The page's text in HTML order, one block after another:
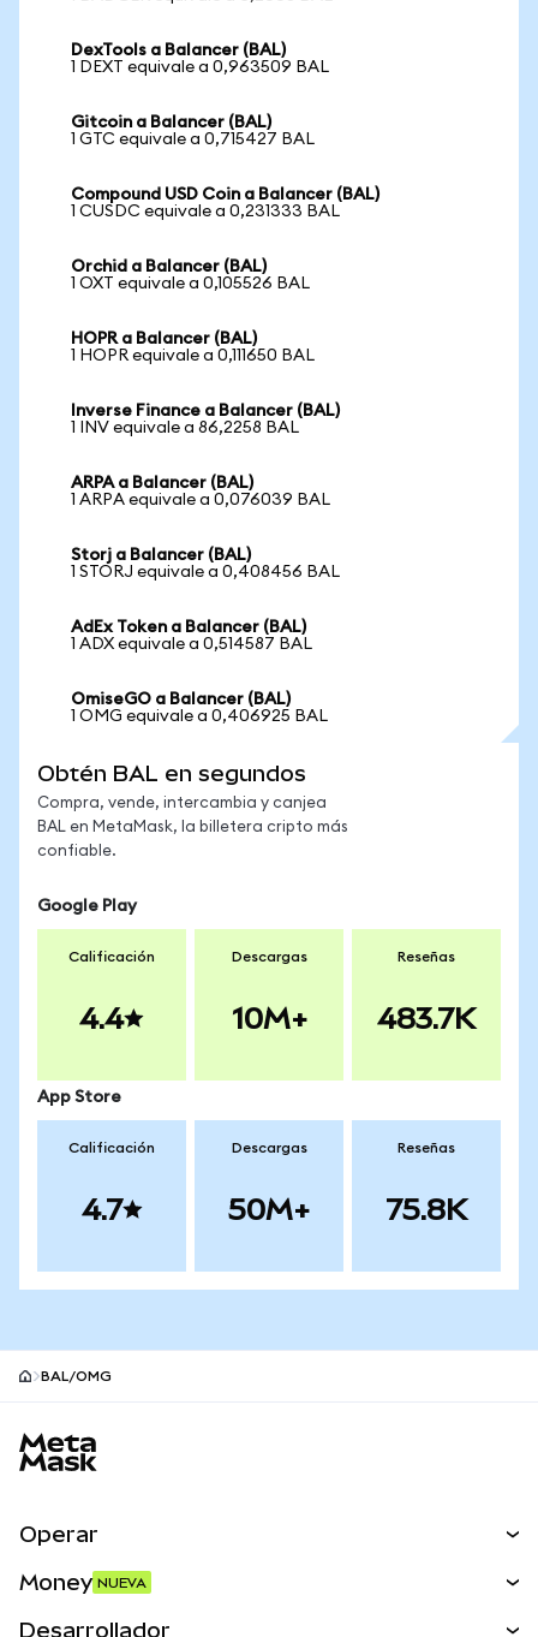
DexTools a Balancer (BAL)
1 DEXT equivale a 0,963509 BAL
Gitcoin a Balancer (BAL)
1 GTC equivale a 0,715427 BAL
Compound USD Coin a Balancer (BAL)
1 CUSDC equivale a 0,231333 BAL
Orchid a Balancer (BAL)
1 OXT equivale a 0,105526 BAL
HOPR a Balancer (BAL)
1 HOPR equivale a 0,111650 BAL
Inverse Finance a Balancer (BAL)
1 INV equivale a 86,2258 BAL
ARPA a Balancer (BAL)
1 ARPA equivale a 0,076039 BAL
Storj a Balancer (BAL)
1 STORJ equivale a 0,408456 BAL
AdEx Token a Balancer (BAL)
1 ADX equivale a 0,514587 BAL
OmiseGO a Balancer (BAL)
1 OMG equivale a 0,406925 BAL
Obtén BAL en segundos
Compra, vende, intercambia y canjea
BAL en MetaMask, la billetera cripto más
confiable.
Google Play
Calificación
4.4
Descargas
10M+
Reseñas
483.7K
App Store
Calificación
4.7
Descargas
50M+
Reseñas
75.8K
BAL/OMG
Operar
Money NUEVA
Desarrollador